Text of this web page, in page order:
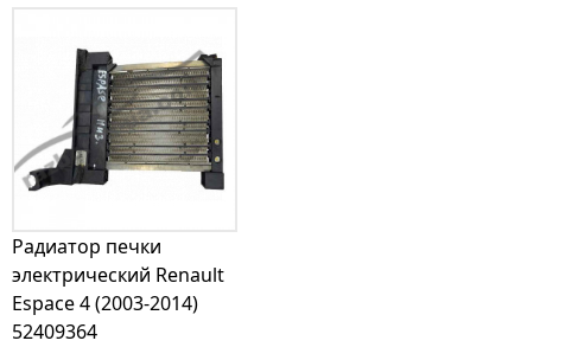
Радиатор печки
электрический Renault
Espace 4 (2003-2014)
52409364